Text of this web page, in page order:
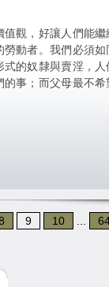
觀，好讓人們能
動者。我們必須
的奴隸與賣淫，
事；而父母最不
9 10 ...